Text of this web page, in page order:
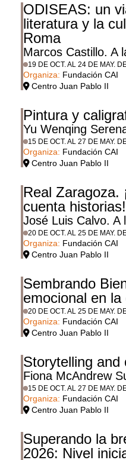
ODISEAS: un
literatura y la
Roma
Marcos Castillo. A
19 DE OCT. AL 24 DE MAY.
Organiza: Fundación CAI
Centro Juan Pablo II
Pintura y
Yu Wenqing
15 DE OCT. AL 27 DE MAY.
Organiza: Fundación CAI
Centro Juan Pablo II
Real Zaragoza.
cuenta historias!
José Luis Calvo. A
20 DE OCT. AL 25 DE MAY.
Organiza: Fundación CAI
Centro Juan Pablo II
Sembrando
emocional en
20 DE OCT. AL 25 DE MAY.
Organiza: Fundación CAI
Centro Juan Pablo II
Storytelling and
Fiona McAndrew
15 DE OCT. AL 27 DE MAY.
Organiza: Fundación CAI
Centro Juan Pablo II
Superando la
2026: Nivel